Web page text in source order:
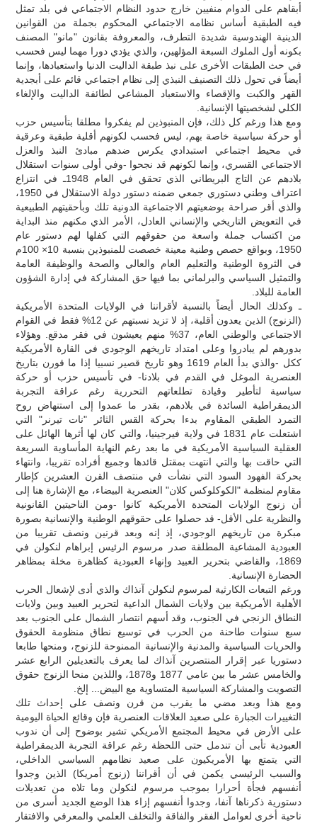
أبقاهم على الدوام منفيين خارج حدود النظام الاجتماعي في بلد تمثل
فيه الطبقية أساس نظامه الاجتماعي المحكوم بجملة من القوانين
الدينية الهندوسية شديدة التطرف، والمعروفة بقانون "مانو" المصنف
بكونه أول الملوك السبعة المؤلهين، والذي يؤدي دورا مهما ليس فحسب
في حث الطبقات الأخرى على نبذ طبقة الداليت الدنيا واستعبادها، وإنما
أيضاً في تحول ذلك التصنيف النبذي إلى نظام اجتماعي قائم على أبجدية
القهر والكبت والإقصاء والاستعباد المشاعي لطائفة الداليت والإلغاء
الكلي لشخصيتها الإنسانية.
ومع هذا ورغم كل ذلك، فإن المنبوذين لم يفكروا مطلقا بتأسيس حزب
أو حركة سياسية خاصة بهم، ليس فحسب لكونهم أقلية طبقية وعرقية
في محيط اجتماعي استبدادي يكرس ضدهم مبادئ النبذ والعزل
الاجتماعي القسري، وإنما لكونهم قد نجحوا -وفي أولى سنوات استقلال
بلادهم عن التاج البريطاني الذي تحقق في العام 1948ـ في انتزاع
اعتراف وطني دستوري جمعي ضمنه دستور دولة الاستقلال في 1950،
والذي أقر صراحة بوضعيتهم الاجتماعية الدونية تلك وبأحقيتهم الطبيعية
في التعويض التاريخي والإنساني العادل، الأمر الذي مكنهم منذ البداية
من اكتساب جملة واسعة من حقوقهم التي كفلها لهم دستور عام
1950، وبواقع حصص وطنية معينة خصصت للمنبوذين بنسبة 10× 100م
في الثروة الوطنية والتعليم العام والعالي والصحة والوظيفة العامة
والتمثيل السياسي والبرلماني بما فيها حق المشاركة في إدارة الشؤون
العامة للبلاد.
ـ وكذلك الحال أيضاً بالنسبة لأقراننا في الولايات المتحدة الأمريكية
(الزنوج) الذين يعدون أقلية، إذ لا تزيد نسبتهم عن 12% فقط في القوام
الاجتماعي والوطني العام، 37% منهم يعيشون في فقر مدقع. وهؤلاء
بدورهم لم يبادروا وعلى امتداد تاريخهم الوجودي في القارة الأمريكية
ككل -والذي بدأ العام 1619 وهو تاريخ قصير نسبيا إذا ما قورن بتاريخ
العنصرية الموغل في القدم في بلادنا- في تأسيس حزب أو حركة
سياسية لتأطير وقيادة تطلعاتهم التحررية رغم عراقة التجربة
الديمقراطية السائدة في بلادهم، بقدر ما عمدوا إلى استنهاض روح
التمرد الطبقي المقاوم بدءا بحركة القس الثائر "نات تيرنر" التي
اشتعلت عام 1831 في ولاية فيرجينيا، والتي كان لها أثرها الهائل على
العقلية السياسية الأمريكية في ما بعد رغم النهاية المأساوية السريعة
التي حاقت بها والتي انتهت بمقتل قائدها وجميع أفراده تقريبا، وانتهاء
بحركة الفهود السود التي نشأت في منتصف القرن العشرين كإطار
مقاوم لمنظمة "الكوكلوكس كلان" العنصرية البيضاء، مع الإشارة هنا إلى
أن زنوج الولايات المتحدة الأمريكية كانوا -ومن الناحيتين القانونية
والنظرية على الأقل- قد حصلوا على حقوقهم الوطنية والإنسانية بصورة
مبكرة من تاريخهم الوجودي، إذ إنه وبعد قرنين ونصف تقريبا من
العبودية المشاعية المطلقة صدر مرسوم الرئيس إبراهام لنكولن في
1869، والقاضي بتحرير العبيد وإنهاء العبودية كظاهرة مخلة بمظاهر
الحضارة الإنسانية.
ورغم التبعات الكارثية لمرسوم لنكولن آنذاك والذي أدى لإشعال الحرب
الأهلية الأمريكية بين ولايات الشمال الداعية لتحرير العبيد وبين ولايات
النطاق الزنجي في الجنوب، وقد أسهم انتصار الشمال على الجنوب بعد
سبع سنوات طاحنة من الحرب في توسيع نطاق منظومة الحقوق
والحريات السياسية والمدنية والإنسانية الممنوحة للزنوج، ومنحها طابعا
دستوريا عبر إقرار المنتصرين آنذاك لما يعرف بالتعديلين الرابع عشر
والخامس عشر ما بين عامي 1877 و1878، واللذين منحا الزنوج حقوق
التصويت والمشاركة السياسية المتساوية مع البيض... إلخ.
ومع هذا وبعد مضي ما يقرب من قرن ونصف على إحداث تلك
التغييرات الجبارة على صعيد العلاقات العنصرية فإن وقائع الحياة اليومية
على الأرض في محيط المجتمع الأمريكي تشير بوضوح إلى أن ندوب
العبودية تأبى أن تندمل حتى اللحظة رغم عراقة التجربة الديمقراطية
التي يتمتع بها الأمريكيون على صعيد نظامهم السياسي الداخلي،
والسبب الرئيسي يكمن في أن أقراننا (زنوج أمريكا) الذين وجدوا
أنفسهم فجأة أحرارا بموجب مرسوم لنكولن وما تلاه من تعديلات
دستورية ذكرناها آنفا، وجدوا أنفسهم إزاء هذا الوضع الجديد أسرى من
ناحية أخرى لعوامل الفقر والفاقة والتخلف العلمي والمعرفي والافتقار